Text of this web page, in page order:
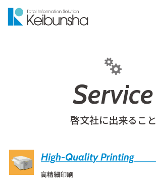
Service
啓文社に出来ること
高精細印刷